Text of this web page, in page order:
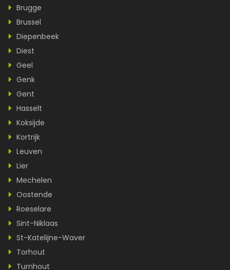
Brugge
Brussel
Diepenbeek
Diest
Geel
Genk
Gent
Hasselt
Koksijde
Kortrijk
Leuven
Lier
Mechelen
Oostende
Roeselare
Sint-Niklaas
St-Katelijne-Waver
Torhout
Turnhout